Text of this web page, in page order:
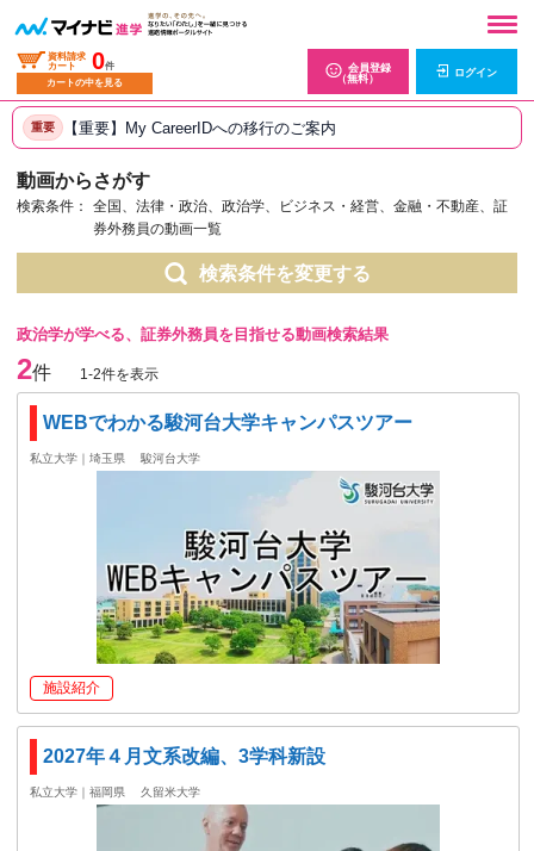
資料請求
カート
0件
カートの中を見る
会員登録
（無料）
ログイン
重要 【重要】My CareerIDへの移行のご案内
動画からさがす
検索条件：
全国、法律・政治、政治学、ビジネス・経営、金融・不動産、証
券外務員の動画一覧
検索条件を変更する
政治学が学べる、証券外務員を目指せる動画検索結果
2件 1-2件を表示
WEBでわかる駿河台大学キャンパスツアー
私立大学｜埼玉県 駿河台大学
施設紹介
2027年４月文系改編、3学科新設
私立大学｜福岡県 久留米大学